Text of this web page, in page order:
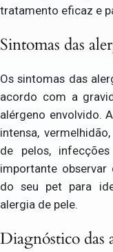
tratamento eficaz e
Sintomas das
Os sintomas das
acordo com a
alérgeno envolvido.
intensa,
de pelos,
importante
do seu pet para
alergia de pele.
Diagnóstico das